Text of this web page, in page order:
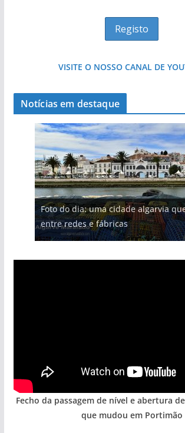
VISITE O NOSSO CANAL DE
Notícias em destaque
Foto do dia: uma cidade algarvia
entre redes e fábricas
Projeto milionário: investimento de
milhões de euros na construção de
hotéis (com vídeo)
Tapas do mar a 3 euros cada. Nova
gastronómica nasce no Algarve
Milagre da água. Fontes
Algarve voltam a ter vida (com vídeo)
Tempestades roubam areia de
arribas em risco no Algarve (com
Fecho da passagem de nível e abertura
que mudou em Portimão